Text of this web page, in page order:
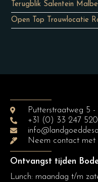
Terugblik Salentein
Open Top Trouwlocatie
Putterstraatweg 5
+31 (0) 33 247 5201
Neem contact met
Ontvangst tijden
Lunch: maandag t/m